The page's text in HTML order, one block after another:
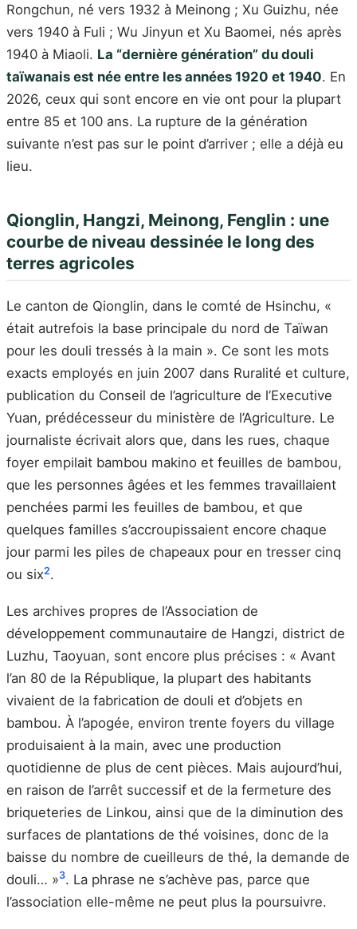
Rongchun, né vers 1932 à Meinong ; Xu Guizhu, née
vers 1940 à Fuli ; Wu Jinyun et Xu Baomei, nés après
1940 à Miaoli. La “dernière génération” du douli
taïwanais est née entre les années 1920 et 1940. En
2026, ceux qui sont encore en vie ont pour la plupart
entre 85 et 100 ans. La rupture de la génération
suivante n’est pas sur le point d’arriver ; elle a déjà eu
lieu.
Qionglin, Hangzi, Meinong, Fenglin : une
courbe de niveau dessinée le long des
terres agricoles
Le canton de Qionglin, dans le comté de Hsinchu, «
était autrefois la base principale du nord de Taïwan
pour les douli tressés à la main ». Ce sont les mots
exacts employés en juin 2007 dans Ruralité et culture,
publication du Conseil de l’agriculture de l’Executive
Yuan, prédécesseur du ministère de l’Agriculture. Le
journaliste écrivait alors que, dans les rues, chaque
foyer empilait bambou makino et feuilles de bambou,
que les personnes âgées et les femmes travaillaient
penchées parmi les feuilles de bambou, et que
quelques familles s’accroupissaient encore chaque
jour parmi les piles de chapeaux pour en tresser cinq
ou six2.
Les archives propres de l’Association de
développement communautaire de Hangzi, district de
Luzhu, Taoyuan, sont encore plus précises : « Avant
l’an 80 de la République, la plupart des habitants
vivaient de la fabrication de douli et d’objets en
bambou. À l’apogée, environ trente foyers du village
produisaient à la main, avec une production
quotidienne de plus de cent pièces. Mais aujourd’hui,
en raison de l’arrêt successif et de la fermeture des
briqueteries de Linkou, ainsi que de la diminution des
surfaces de plantations de thé voisines, donc de la
baisse du nombre de cueilleurs de thé, la demande de
douli… »3. La phrase ne s’achève pas, parce que
l’association elle-même ne peut plus la poursuivre.